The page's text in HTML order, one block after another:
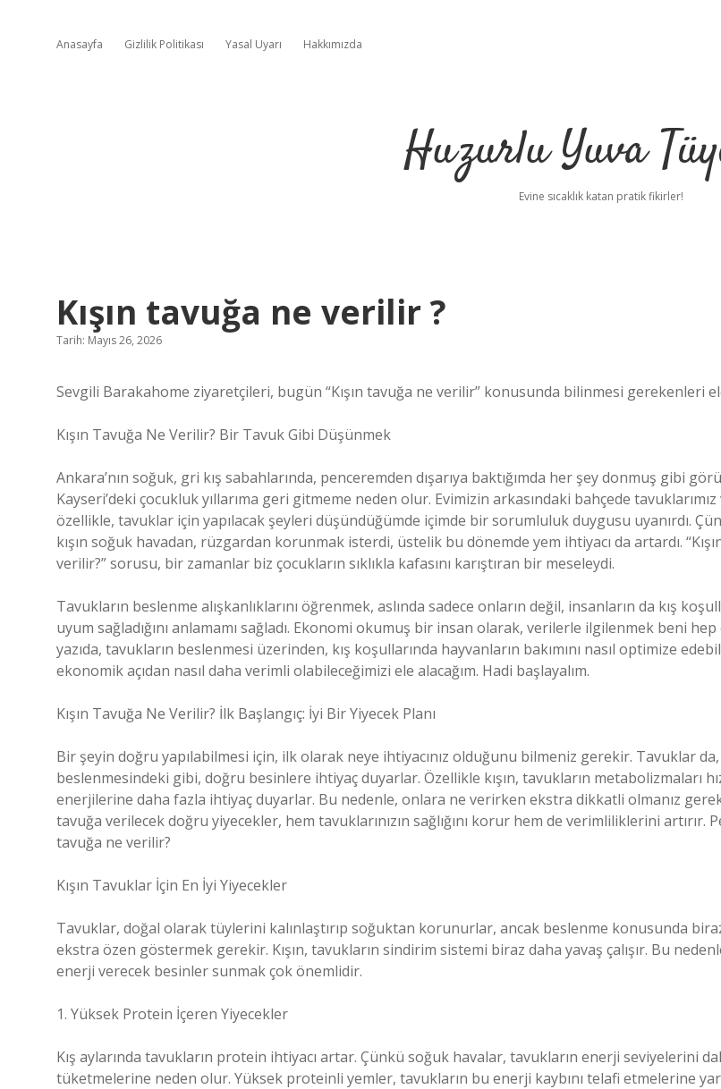
Anasayfa Gizlilik Politikası Yasal Uyarı Hakkımızda
Huzurlu Yuva
Evine sıcaklık katan pratik fikirler!
Kışın tavuğa ne verilir ?
Tarih: Mayıs 26, 2026
Sevgili Barakahome ziyaretçileri, bugün “Kışın tavuğa ne verilir” konusunda bilinmesi gerekenleri
Kışın Tavuğa Ne Verilir? Bir Tavuk Gibi Düşünmek
Ankara’nın soğuk, gri kış sabahlarında, penceremden dışarıya baktığımda her şey donmuş gibi
Kayseri’deki çocukluk yıllarıma geri gitmeme neden olur. Evimizin arkasındaki bahçede tavuklarımız
özellikle, tavuklar için yapılacak şeyleri düşündüğümde içimde bir sorumluluk duygusu uyanırdı.
kışın soğuk havadan, rüzgardan korunmak isterdi, üstelik bu dönemde yem ihtiyacı da artardı.
verilir?” sorusu, bir zamanlar biz çocukların sıklıkla kafasını karıştıran bir meseleydi.
Tavukların beslenme alışkanlıklarını öğrenmek, aslında sadece onların değil, insanların da kış
uyum sağladığını anlamamı sağladı. Ekonomi okumuş bir insan olarak, verilerle ilgilenmek beni
yazıda, tavukların beslenmesi üzerinden, kış koşullarında hayvanların bakımını nasıl optimize
ekonomik açıdan nasıl daha verimli olabileceğimizi ele alacağım. Hadi başlayalım.
Kışın Tavuğa Ne Verilir? İlk Başlangıç: İyi Bir Yiyecek Planı
Bir şeyin doğru yapılabilmesi için, ilk olarak neye ihtiyacınız olduğunu bilmeniz gerekir. Tavuklar
beslenmesindeki gibi, doğru besinlere ihtiyaç duyarlar. Özellikle kışın, tavukların metabolizmaları
enerjilerine daha fazla ihtiyaç duyarlar. Bu nedenle, onlara ne verirken ekstra dikkatli olmanız
tavuğa verilecek doğru yiyecekler, hem tavuklarınızın sağlığını korur hem de verimliliklerini artırır.
tavuğa ne verilir?
Kışın Tavuklar İçin En İyi Yiyecekler
Tavuklar, doğal olarak tüylerini kalınlaştırıp soğuktan korunurlar, ancak beslenme konusunda
ekstra özen göstermek gerekir. Kışın, tavukların sindirim sistemi biraz daha yavaş çalışır. Bu
enerji verecek besinler sunmak çok önemlidir.
1. Yüksek Protein İçeren Yiyecekler
Kış aylarında tavukların protein ihtiyacı artar. Çünkü soğuk havalar, tavukların enerji seviyelerini
tüketmelerine neden olur. Yüksek proteinli yemler, tavukların bu enerji kaybını telafi etmelerine